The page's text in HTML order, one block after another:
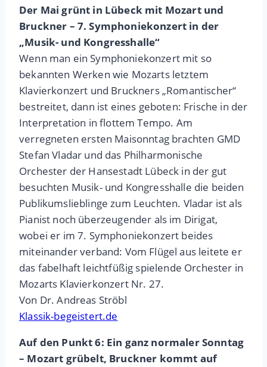
Der Mai grünt in Lübeck mit Mozart und
Bruckner – 7. Symphoniekonzert in der
„Musik- und Kongresshalle“
Wenn man ein Symphoniekonzert mit so
bekannten Werken wie Mozarts letztem
Klavierkonzert und Bruckners „Romantischer“
bestreitet, dann ist eines geboten: Frische in der
Interpretation in flottem Tempo. Am
verregneten ersten Maisonntag brachten GMD
Stefan Vladar und das Philharmonische
Orchester der Hansestadt Lübeck in der gut
besuchten Musik- und Kongresshalle die beiden
Publikumslieblinge zum Leuchten. Vladar ist als
Pianist noch überzeugender als im Dirigat,
wobei er im 7. Symphoniekonzert beides
miteinander verband: Vom Flügel aus leitete er
das fabelhaft leichtfüßig spielende Orchester in
Mozarts Klavierkonzert Nr. 27.
Von Dr. Andreas Ströbl
Klassik-begeistert.de
Auf den Punkt 6: Ein ganz normaler Sonntag
– Mozart grübelt, Bruckner kommt auf